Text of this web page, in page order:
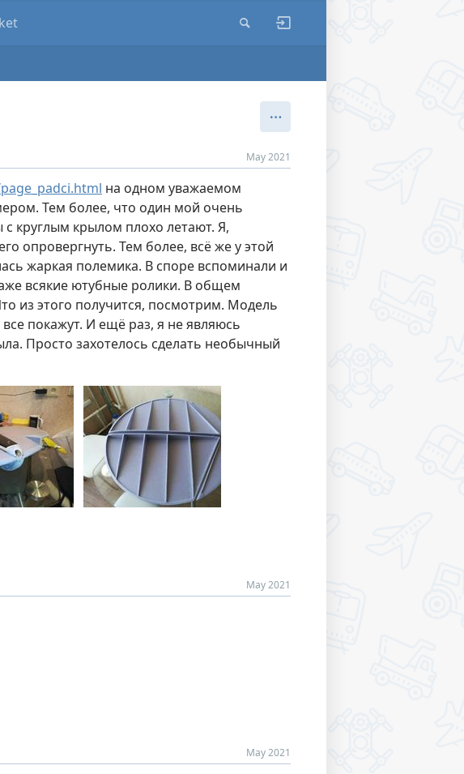
May 2021
на одном уважаемом
Тем более, что один мой очень
круглым крылом плохо летают. Я,
опровергнуть. Тем более, всё же у этой
жаркая полемика. В споре вспоминали и
всякие ютубные ролики. В общем
из этого получится, посмотрим. Модель
покажут. И ещё раз, я не являюсь
Просто захотелось сделать необычный
May 2021
May 2021